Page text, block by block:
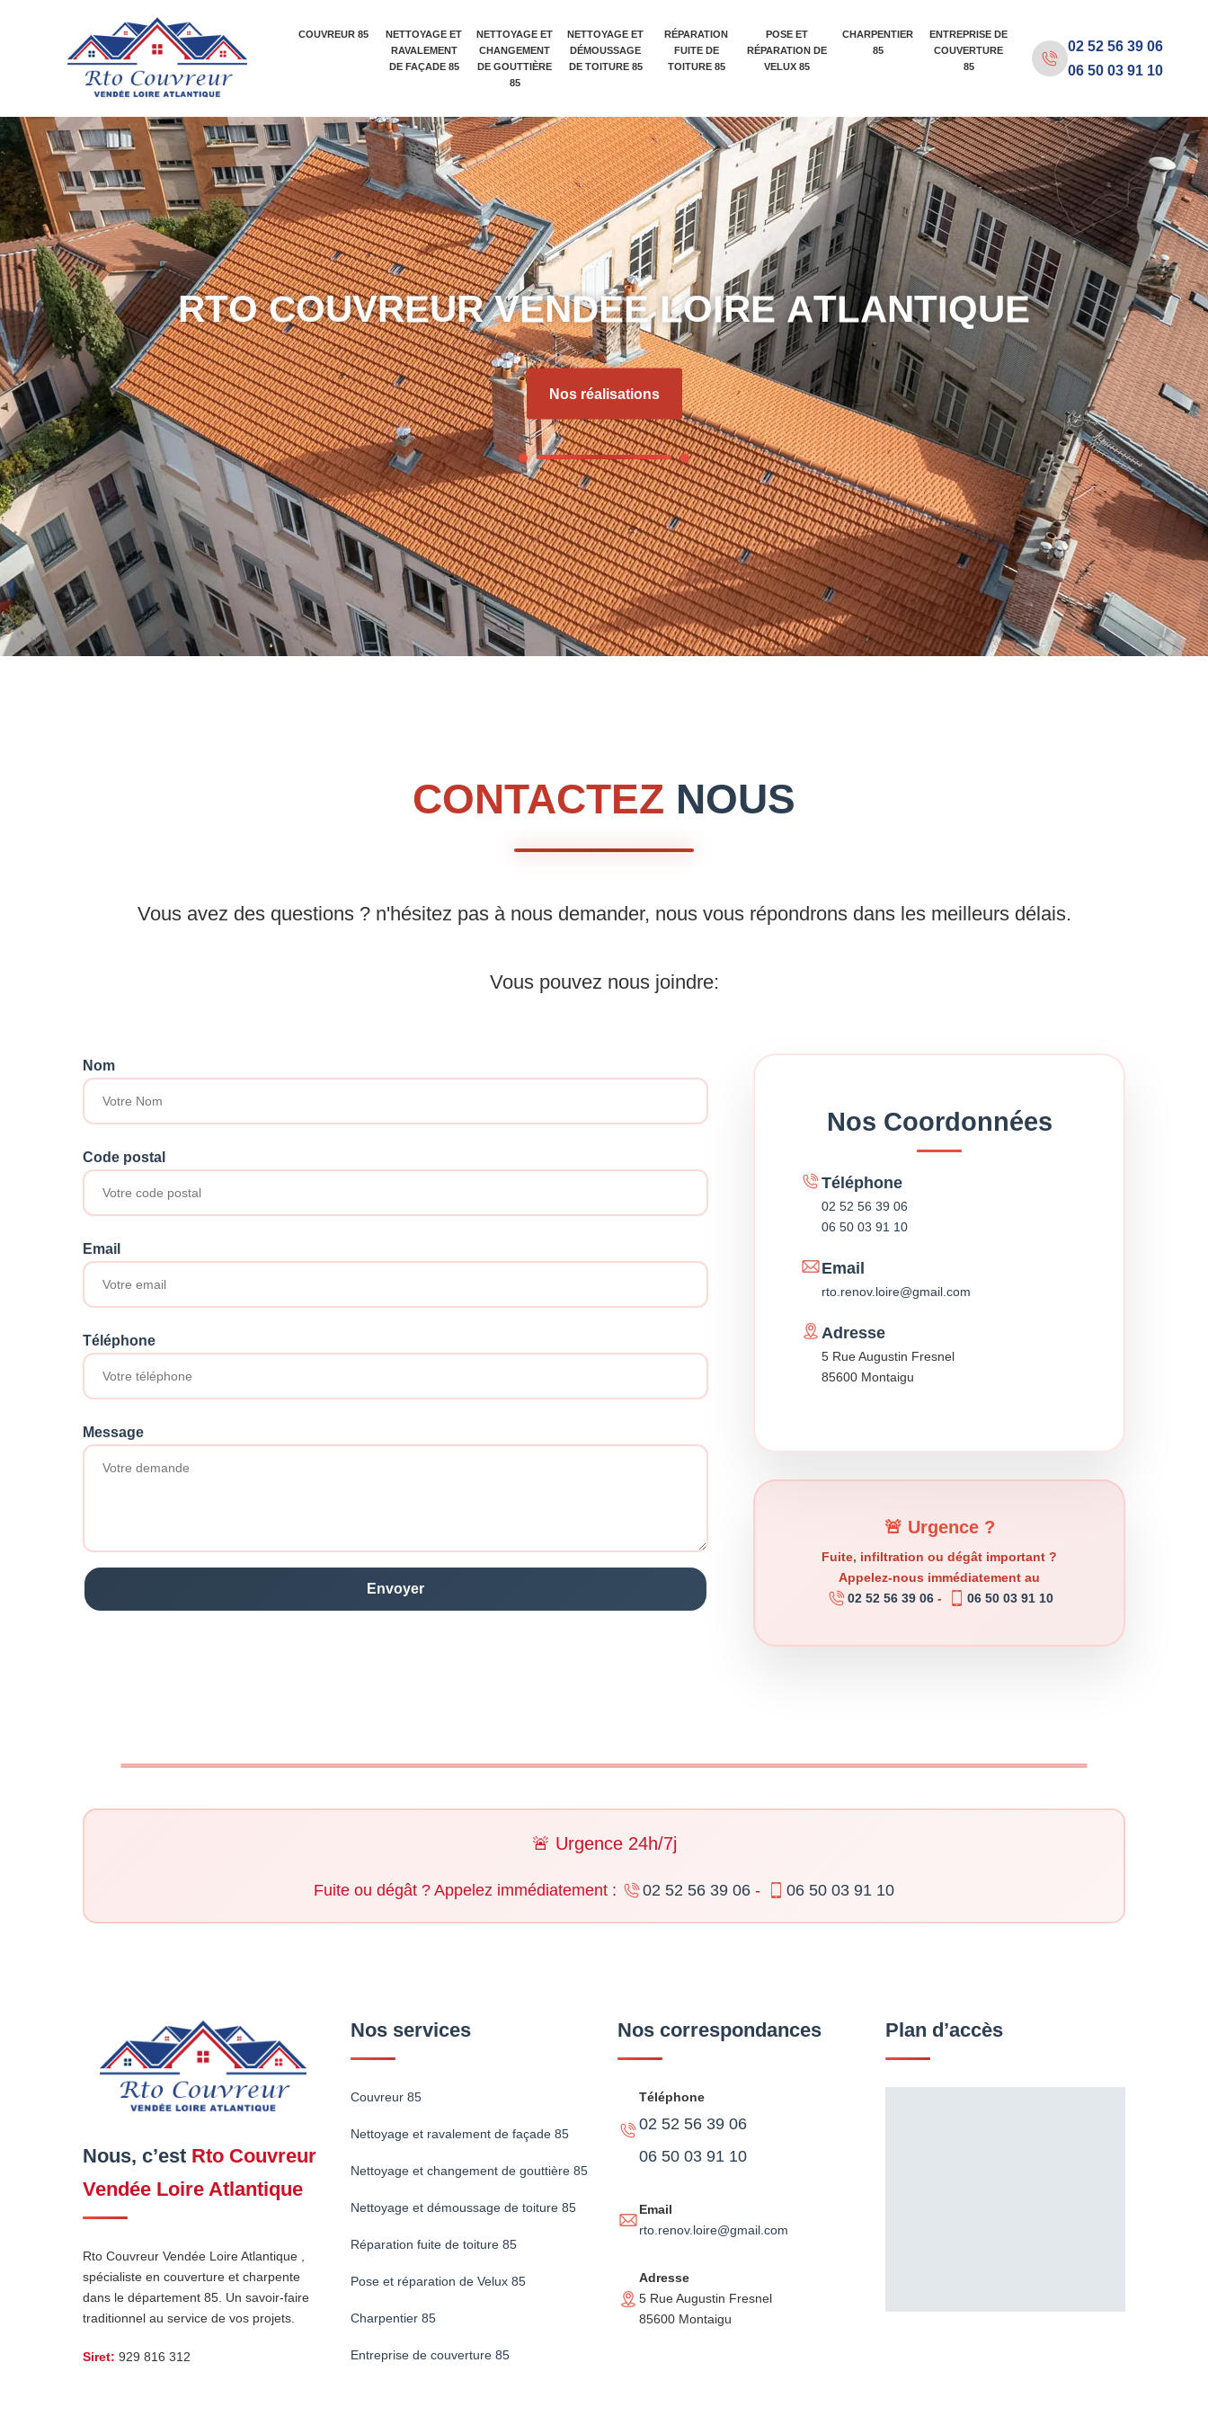
COUVREUR 85
NETTOYAGE ET
RAVALEMENT
DE FAÇADE 85
NETTOYAGE ET
CHANGEMENT
DE GOUTTIÈRE
85
NETTOYAGE ET
DÉMOUSSAGE
DE TOITURE 85
RÉPARATION
FUITE DE
TOITURE 85
POSE ET
RÉPARATION DE
VELUX 85
CHARPENTIER
85
ENTREPRISE DE
COUVERTURE
85
02 52 56 39 06
06 50 03 91 10
RTO COUVREUR VENDÉE LOIRE ATLANTIQUE
Nos réalisations
CONTACTEZ NOUS
Vous avez des questions ? n'hésitez pas à nous demander, nous vous répondrons dans les meilleurs délais.
Vous pouvez nous joindre:
Nom
Code postal
Email
Téléphone
Message
Nos Coordonnées
Téléphone
02 52 56 39 06
06 50 03 91 10
Email
rto.renov.loire@gmail.com
Adresse
5 Rue Augustin Fresnel
85600 Montaigu
🚨 Urgence ?
Fuite, infiltration ou dégât important ?
Appelez-nous immédiatement au
02 52 56 39 06 - 06 50 03 91 10
🚨 Urgence 24h/7j
Fuite ou dégât ? Appelez immédiatement : 02 52 56 39 06 - 06 50 03 91 10
Nous, c’est Rto Couvreur
Vendée Loire Atlantique
Rto Couvreur Vendée Loire Atlantique ,
spécialiste en couverture et charpente
dans le département 85. Un savoir-faire
traditionnel au service de vos projets.
Siret: 929 816 312
Nos services
Couvreur 85
Nettoyage et ravalement de façade 85
Nettoyage et changement de gouttière 85
Nettoyage et démoussage de toiture 85
Réparation fuite de toiture 85
Pose et réparation de Velux 85
Charpentier 85
Entreprise de couverture 85
Nos correspondances
Téléphone
02 52 56 39 06
06 50 03 91 10
Email
rto.renov.loire@gmail.com
Adresse
5 Rue Augustin Fresnel
85600 Montaigu
Plan d’accès